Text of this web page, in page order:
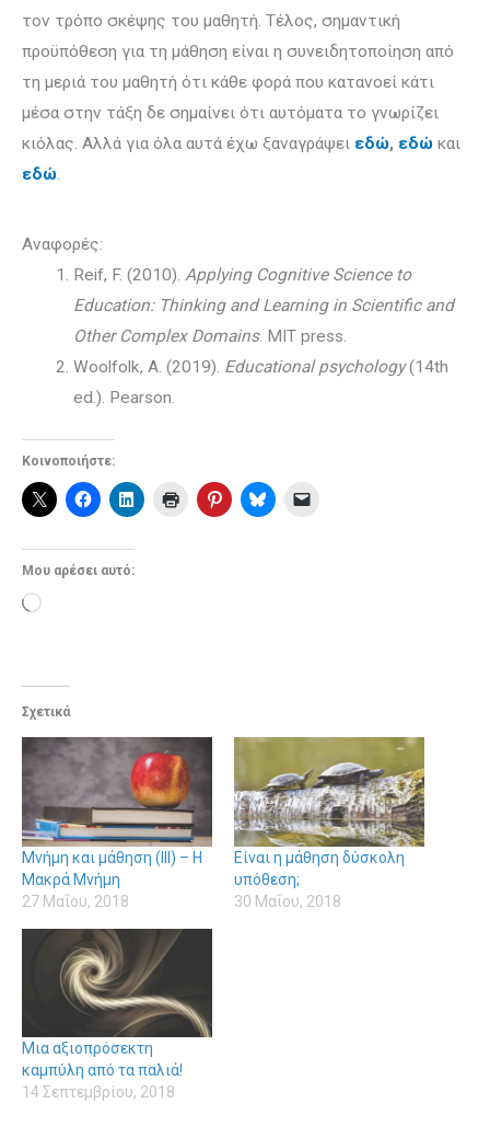
τον τρόπο σκέψης του μαθητή. Τέλος, σημαντική
προϋπόθεση για τη μάθηση είναι η συνειδητοποίηση από
τη μεριά του μαθητή ότι κάθε φορά που κατανοεί κάτι
μέσα στην τάξη δε σημαίνει ότι αυτόματα το γνωρίζει
κιόλας. Αλλά για όλα αυτά έχω ξαναγράψει εδώ, εδώ και
εδώ.
Αναφορές:
Reif, F. (2010). Applying Cognitive Science to
Education: Thinking and Learning in Scientific and
Other Complex Domains. MIT press.
Woolfolk, A. (2019). Educational psychology(14th
ed.). Pearson.
Κοινοποιήστε:
Μου αρέσει αυτό:
Loading…
Σχετικά
Μνήμη και μάθηση (ΙΙΙ) – Η
Μακρά Μνήμη
27 Μαΐου, 2018
Eίναι η μάθηση δύσκολη
υπόθεση;
30 Μαΐου, 2018
Mια αξιοπρόσεκτη
καμπύλη από τα παλιά!
14 Σεπτεμβρίου, 2018